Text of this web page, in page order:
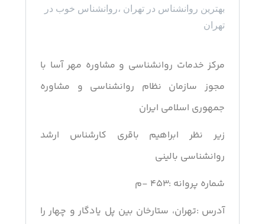
بهترین روانشناس در تهران ،روانشناس خوب در
تهران
مرکز خدمات روانشناسی و مشاوره مهر آسا با
مجوز سازمان نظام روانشناسی و مشاوره
جمهوری اسلامی ایران
زیر نظر ابراهیم باقری کارشناس ارشد
روانشناسی بالینی
شماره پروانه :۴۵۳ -م
آدرس :تهران، ستارخان بین پل یادگار و چهار را